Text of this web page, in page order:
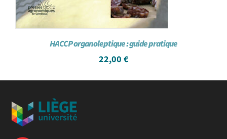
HACCP organoleptique : guide pratique
22,00 €